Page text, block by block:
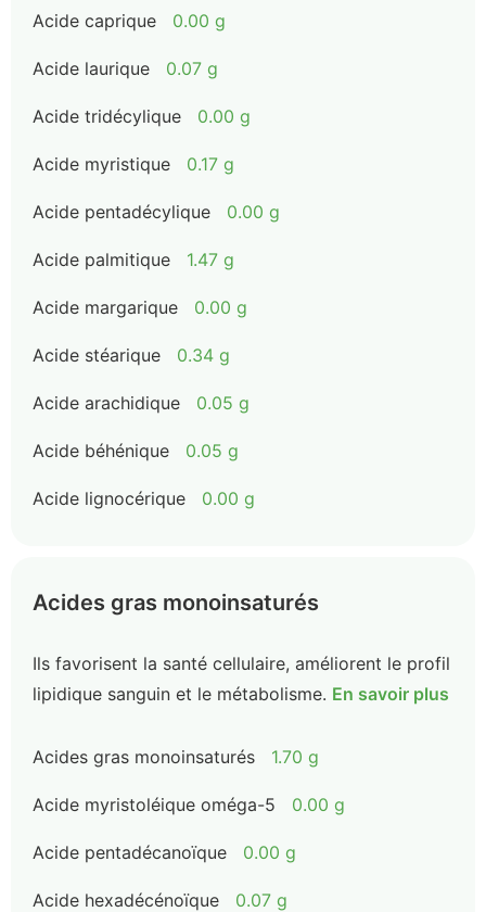
Acide caprique 0.00 g
Acide laurique 0.07 g
Acide tridécylique 0.00 g
Acide myristique 0.17 g
Acide pentadécylique 0.00 g
Acide palmitique 1.47 g
Acide margarique 0.00 g
Acide stéarique 0.34 g
Acide arachidique 0.05 g
Acide béhénique 0.05 g
Acide lignocérique 0.00 g
Acides gras monoinsaturés
Ils favorisent la santé cellulaire, améliorent le profil
lipidique sanguin et le métabolisme. En savoir plus
Acides gras monoinsaturés 1.70 g
Acide myristoléique oméga-5 0.00 g
Acide pentadécanoïque 0.00 g
Acide hexadécénoïque 0.07 g